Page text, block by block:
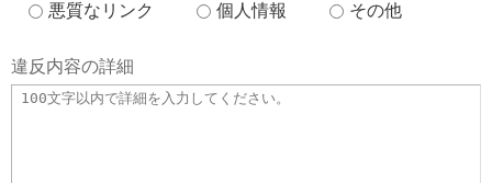
悪質なリンク
個人情報 その他
違反内容の詳細